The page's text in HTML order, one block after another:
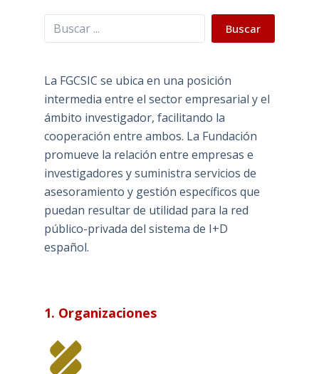
Buscar Buscar
La FGCSIC se ubica en una posición
intermedia entre el sector empresarial y el
ámbito investigador, facilitando la
cooperación entre ambos. La Fundación
promueve la relación entre empresas e
investigadores y suministra servicios de
asesoramiento y gestión específicos que
puedan resultar de utilidad para la red
público-privada del sistema de I+D
español.
1. Organizaciones